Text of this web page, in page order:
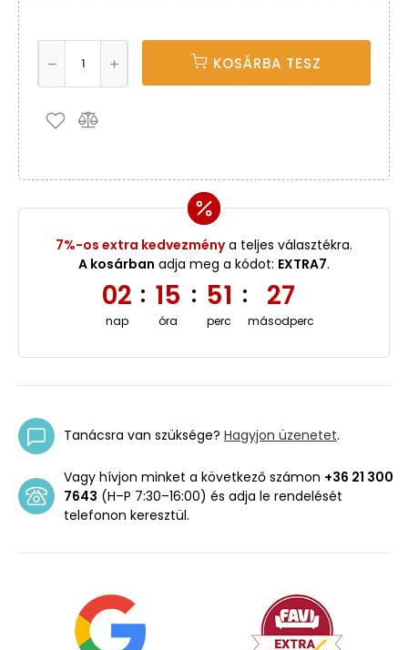
KOSÁRBA TESZ
7%-os extra kedvezménya teljes választékra.
A kosárban adja meg a kódot: EXTRA7.
02
nap
: 15
óra
: 51
perc
: 26
másodperc
Tanácsra van szüksége? Hagyjon üzenetet.
Vagy hívjon minket a következő számon +36 21 300
7643 (H–P 7:30–16:00) és adja le rendelését
telefonon keresztül.